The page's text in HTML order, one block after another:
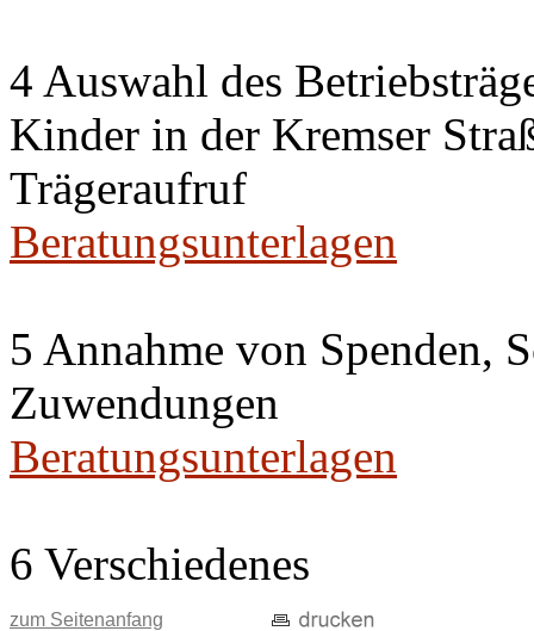
4 Auswahl des
Kinder in der Kremser
Trägeraufruf
Beratungsunterlagen
5 Annahme von Spenden,
Zuwendungen
Beratungsunterlagen
6 Verschiedenes
zum Seitenanfang